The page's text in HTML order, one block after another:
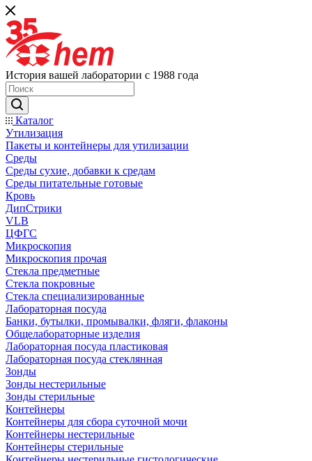
История вашей лаборатории с 1988 года
Каталог
Утилизация
Пакеты и контейнеры для утилизации
Среды
Среды сухие, добавки к средам
Среды питательные готовые
Кровь
ДипСтрики
VLB
ЦФГС
Микроскопия
Микроскопия прочая
Стекла предметные
Стекла покровные
Стекла специализированные
Лабораторная посуда
Банки, бутылки, промывалки, фляги, флаконы
Общелабораторные изделия
Лабораторная посуда пластиковая
Лабораторная посуда стеклянная
Зонды
Зонды нестерильные
Зонды стерильные
Контейнеры
Контейнеры для сбора суточной мочи
Контейнеры нестерильные
Контейнеры стерильные